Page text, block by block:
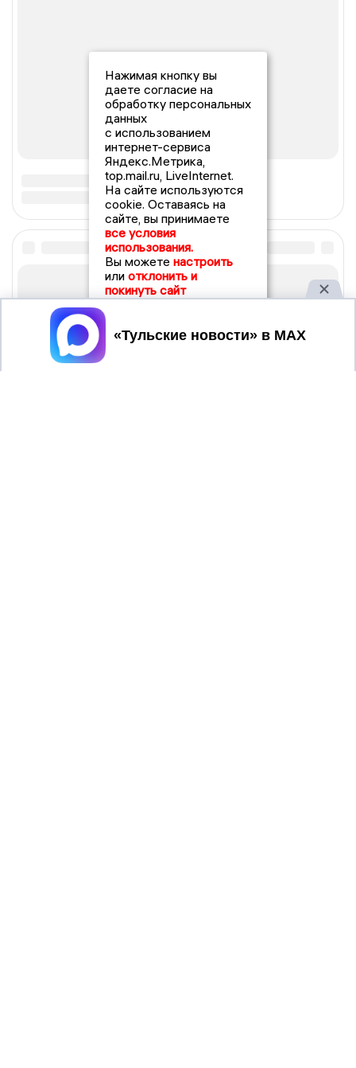
Нажимая кнопку вы
даете согласие на
обработку персональных
данных
с использованием
интернет-сервиса
Яндекс.Метрика,
top.mail.ru, LiveInternet.
На сайте используются
cookie. Оставаясь на
сайте, вы принимаете
все условия
использования.
Вы можете настроить
или отклонить и
покинуть сайт
Принять